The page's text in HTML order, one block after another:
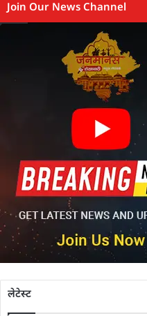
Join Our News Channel
लेटेस्ट